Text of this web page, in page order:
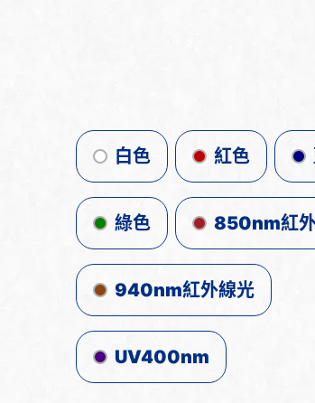
白色 紅色
綠色 850nm紅
940nm紅外線光
UV400nm